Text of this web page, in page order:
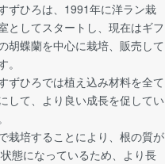
ずひろは、1991年に洋ラン栽
としてスタートし、現在はギフ
胡蝶蘭を中心に栽培、販売して
。
ずひろでは植え込み材料を全て
して、より良い成長を促してい
栽培することにより、根の質が
態になっているため、より長